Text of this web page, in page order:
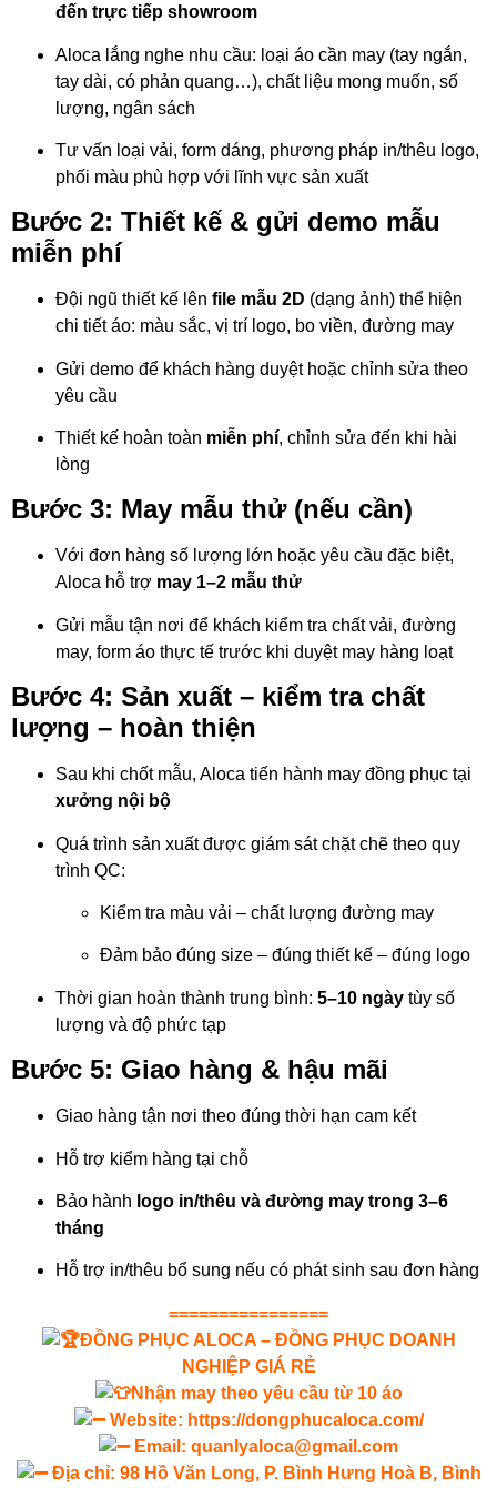
đến trực tiếp showroom
Aloca lắng nghe nhu cầu: loại áo cần may (tay ngắn,
tay dài, có phản quang…), chất liệu mong muốn, số
lượng, ngân sách
Tư vấn loại vải, form dáng, phương pháp in/thêu logo,
phối màu phù hợp với lĩnh vực sản xuất
Bước 2: Thiết kế & gửi demo mẫu
miễn phí
Đội ngũ thiết kế lên file mẫu 2D (dạng ảnh) thể hiện
chi tiết áo: màu sắc, vị trí logo, bo viền, đường may
Gửi demo để khách hàng duyệt hoặc chỉnh sửa theo
yêu cầu
Thiết kế hoàn toàn miễn phí, chỉnh sửa đến khi hài
lòng
Bước 3: May mẫu thử (nếu cần)
Với đơn hàng số lượng lớn hoặc yêu cầu đặc biệt,
Aloca hỗ trợ may 1–2 mẫu thử
Gửi mẫu tận nơi để khách kiểm tra chất vải, đường
may, form áo thực tế trước khi duyệt may hàng loạt
Bước 4: Sản xuất – kiểm tra chất
lượng – hoàn thiện
Sau khi chốt mẫu, Aloca tiến hành may đồng phục tại
xưởng nội bộ
Quá trình sản xuất được giám sát chặt chẽ theo quy
trình QC:
Kiểm tra màu vải – chất lượng đường may
Đảm bảo đúng size – đúng thiết kế – đúng logo
Thời gian hoàn thành trung bình: 5–10 ngày tùy số
lượng và độ phức tạp
Bước 5: Giao hàng & hậu mãi
Giao hàng tận nơi theo đúng thời hạn cam kết
Hỗ trợ kiểm hàng tại chỗ
Bảo hành logo in/thêu và đường may trong 3–6
tháng
Hỗ trợ in/thêu bổ sung nếu có phát sinh sau đơn hàng
================
ĐỒNG PHỤC ALOCA – ĐỒNG PHỤC DOANH
NGHIỆP GIÁ RẺ
Nhận may theo yêu cầu từ 10 áo
Website: https://dongphucaloca.com/
Email: quanlyaloca@gmail.com
Địa chỉ: 98 Hồ Văn Long, P. Bình Hưng Hoà B, Bình